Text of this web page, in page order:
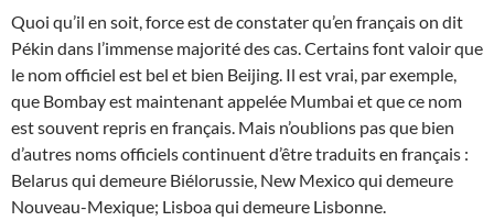
Quoi qu’il en soit, force est de constater qu’en français on dit
Pékin dans l’immense majorité des cas. Certains font valoir que
le nom officiel est bel et bien Beijing. Il est vrai, par exemple,
que Bombay est maintenant appelée Mumbai et que ce nom
est souvent repris en français. Mais n’oublions pas que bien
d’autres noms officiels continuent d’être traduits en français :
Belarus qui demeure Biélorussie, New Mexico qui demeure
Nouveau-Mexique; Lisboa qui demeure Lisbonne.